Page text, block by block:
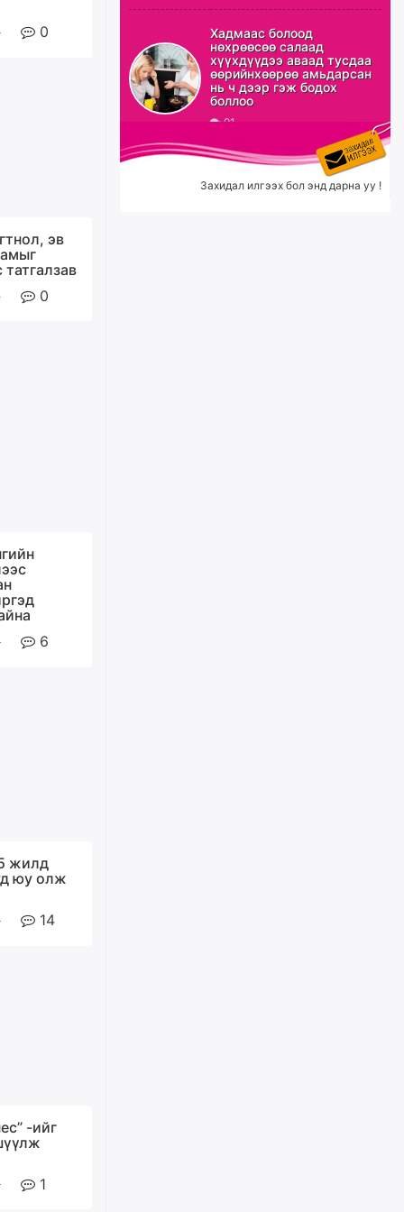
0
эв
татгалзав
0
6
жилд
юу олж
14
-ийг
1
Эрэн хайж байна
14 цагийн өмнө
С.Амарсайхан: Орон сууцны
залилангаас сэргийлэхийн
тулд барилгатай холбоотой бүх
мэдээллийг харуулах шинэ
цахим систем танилцуулна
Хадмаас болоод
нөхрөөсөө салаад
хүүхдүүдээ аваад тусдаа
өөрийнхөөрөө амьдарсан
нь ч дээр гэж бодох
боллоо
91
Захидал илгээх бол энд дарна уу !